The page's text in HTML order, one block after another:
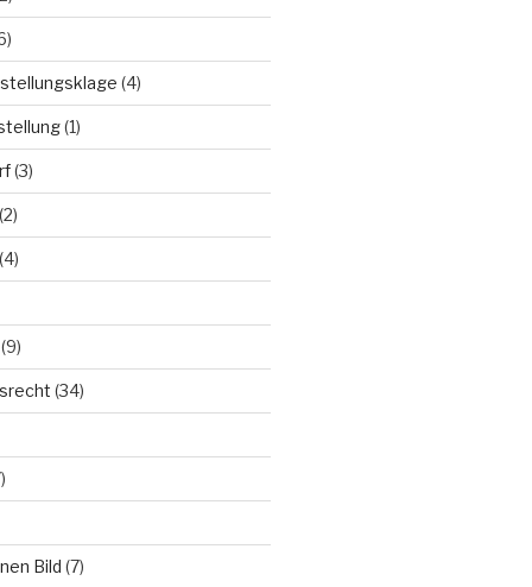
(4)
(1)
(3)
(2)
(9)
(34)
Bild (7)